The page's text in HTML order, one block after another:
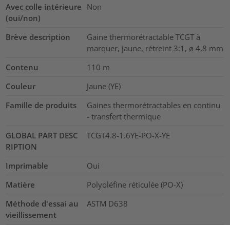
Avec colle intérieure
(oui/non)
Non
Brève description
Gaine thermorétractable TCGT à
marquer, jaune, rétreint 3:1, ø 4,8 mm
Contenu
110 m
Couleur
Jaune (YE)
Famille de produits
Gaines thermorétractables en continu
- transfert thermique
GLOBAL PART DESC
RIPTION
TCGT4.8-1.6YE-PO-X-YE
Imprimable
Oui
Matière
Polyoléfine réticulée (PO-X)
Méthode d'essai au
vieillissement
ASTM D638